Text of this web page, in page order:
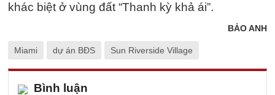
khác biệt ở vùng đất “Thanh kỳ khả ái”.
BẢO ANH
Miami dự án BĐS Sun Riverside Village
Bình luận